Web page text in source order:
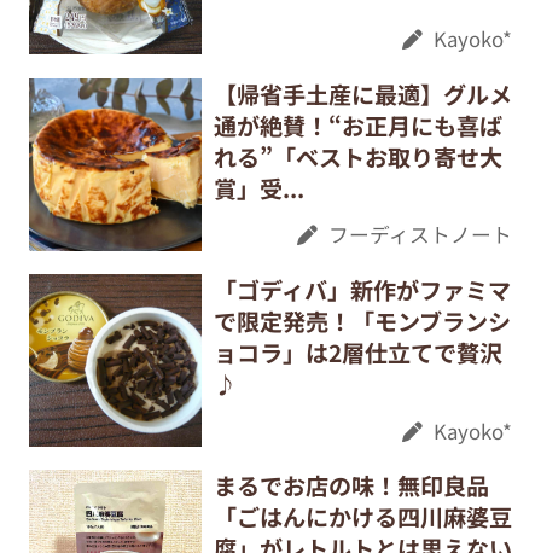
Kayoko*
【帰省手土産に最適】グルメ
通が絶賛！“お正月にも喜ば
れる”「ベストお取り寄せ大
賞」受...
フーディストノート
「ゴディバ」新作がファミマ
で限定発売！「モンブランシ
ョコラ」は2層仕立てで贅沢
♪
Kayoko*
まるでお店の味！無印良品
「ごはんにかける四川麻婆豆